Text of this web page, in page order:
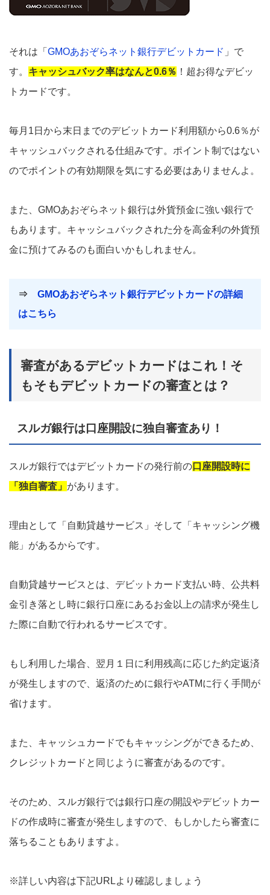
それは「 GMOあおぞらネット銀行デビットカード 」で
す。 キャッシュバック率はなんと0.6％ ！超お得なデビッ
トカードです。
毎月1日から末日までのデビットカード利用額から0.6％が
キャッシュバックされる仕組みです。ポイント制ではない
のでポイントの有効期限を気にする必要はありませんよ。
また、GMOあおぞらネット銀行は外貨預金に強い銀行で
もあります。キャッシュバックされた分を高金利の外貨預
金に預けてみるのも面白いかもしれません。
⇒ GMOあおぞらネット銀行デビットカードの詳細
はこちら
審査があるデビットカードはこれ！そ
もそもデビットカードの審査とは？
スルガ銀行は口座開設に独自審査あり！
スルガ銀行ではデビットカードの発行前の口座開設時に
「独自審査」 があります。
理由として「自動貸越サービス」そして「キャッシング機
能」があるからです。
自動貸越サービスとは、デビットカード支払い時、公共料
金引き落とし時に銀行口座にあるお金以上の請求が発生し
た際に自動で行われるサービスです。
もし利用した場合、翌月１日に利用残高に応じた約定返済
が発生しますので、返済のために銀行やATMに行く手間が
省けます。
また、キャッシュカードでもキャッシングができるため、
クレジットカードと同じように審査があるのです。
そのため、スルガ銀行では銀行口座の開設やデビットカー
ドの作成時に審査が発生しますので、もしかしたら審査に
落ちることもありますよ。
※詳しい内容は下記URLより確認しましょう